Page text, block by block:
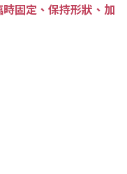
固定、保持形狀、加